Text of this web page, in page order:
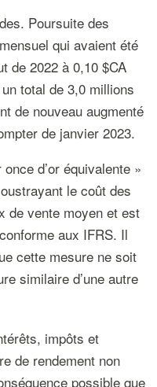
Poursuite des
qui avaient été
de 2022 à 0,10 $CA
total de 3,0 millions
de nouveau augmenté
de janvier 2023.
d’or équivalente »
le coût des
de vente moyen et est
aux IFRS. Il
cette mesure ne soit
similaire d’une autre
impôts et
de rendement non
possible que